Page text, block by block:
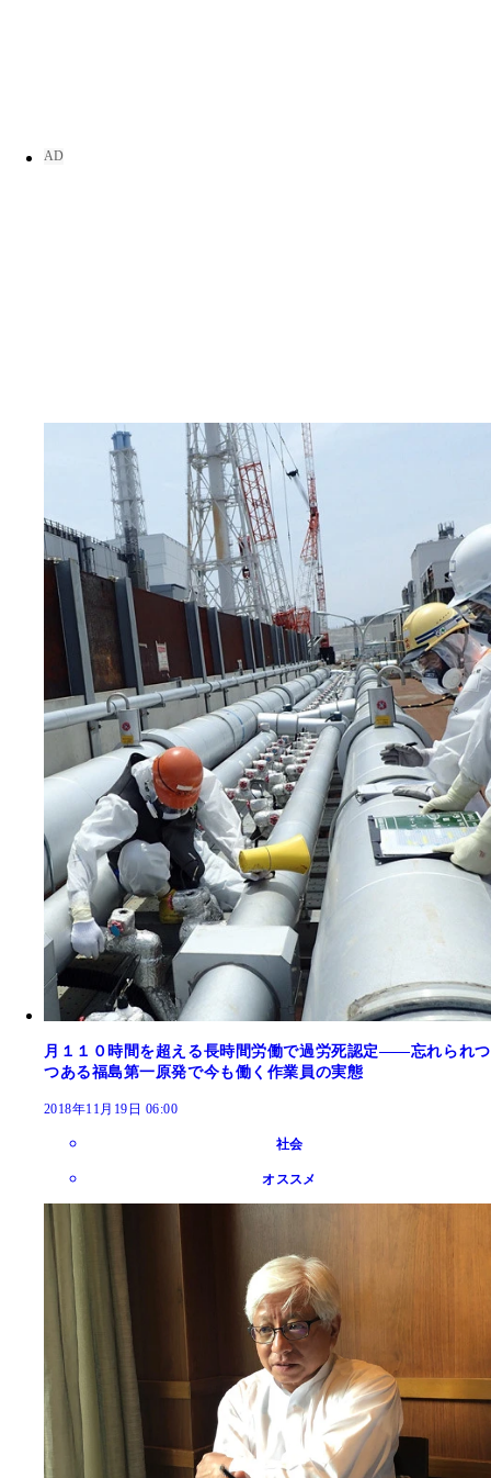
月１１０時間を超える長時間労働で過労死認定――忘れられつ
つある福島第一原発で今も働く作業員の実態
2018年11月19日 06:00
社会
オススメ